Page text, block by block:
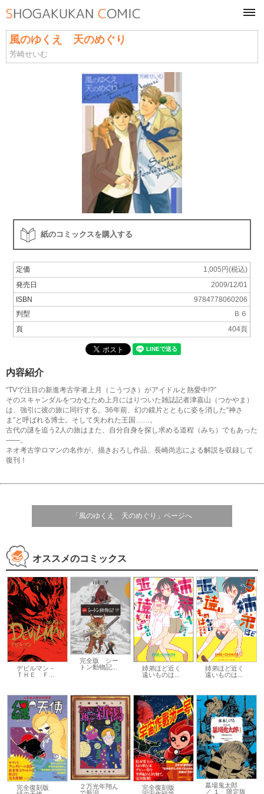
風のゆくえ 天のめぐり
芳崎せいむ
紙のコミックスを購入する
定価
1,005円(税込)
発売日
2009/12/01
ISBN
9784778060206
判型
Ｂ６
頁
404頁
内容紹介
“TVで注目の新進考古学者上月（こうづき）がアイドルと熱愛中!?”
そのスキャンダルをつかむため上月にはりついた雑誌記者津嘉山（つかやま）
は、強引に彼の旅に同行する。36年前、幻の鏡片とともに姿を消した“神さ
ま”と呼ばれる博士。そして失われた王国……。
古代の謎を追う2人の旅はまた、自分自身を探し求める道程（みち）でもあった
――。
ネオ考古学ロマンの名作が、描きおろし作品、長崎尚志による解説を収録して
復刊！
「風のゆくえ 天のめぐり」ページへ
オススメのコミックス
デビルマン－
ＴＨＥ Ｆ...
完全版 シー
トン動物記...
姉弟ほど近く
遠いものは...
姉弟ほど近く
遠いものは...
完全復刻版
２万光年翔ん
完全復刻版
墓場鬼太郎
／ １ 限定版